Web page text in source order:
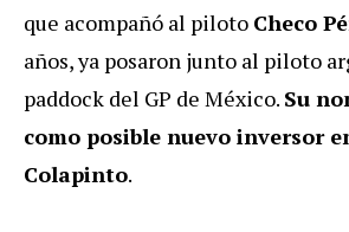
que acompañó al piloto Checo
años, ya posaron junto al piloto
paddock del GP de México. Su
como posible nuevo inversor
Colapinto.